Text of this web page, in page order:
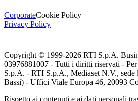
CorporateCookie Policy
Privacy Policy
Copyright © 1999-2026 RTI S.p.A.
03976881007 - Tutti i diritti riservati -
S.p.A. - RTI S.p.A., Mediaset N.V., sede
Bassi) - Uffici Viale Europa 46, 20093